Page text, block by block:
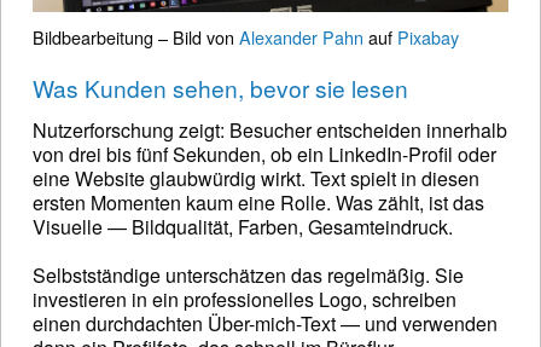
Bildbearbeitung – Bild von Alexander Pahn auf Pixabay
Was Kunden sehen, bevor sie lesen
Nutzerforschung zeigt: Besucher entscheiden innerhalb
von drei bis fünf Sekunden, ob ein LinkedIn-Profil oder
eine Website glaubwürdig wirkt. Text spielt in diesen
ersten Momenten kaum eine Rolle. Was zählt, ist das
Visuelle — Bildqualität, Farben, Gesamteindruck.
Selbstständige unterschätzen das regelmäßig. Sie
investieren in ein professionelles Logo, schreiben
einen durchdachten Über-mich-Text — und verwenden